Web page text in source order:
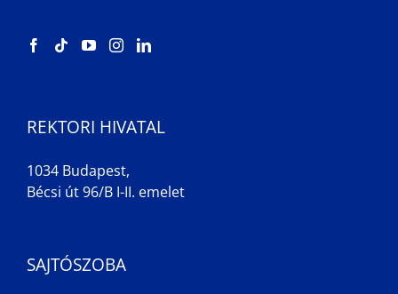
REKTORI HIVATAL
1034 Budapest,
Bécsi út 96/B I-II. emelet
SAJTÓSZOBA